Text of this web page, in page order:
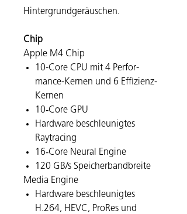
Hinter­grund­geräuschen.
Chip
Apple M4 Chip
10-Core CPU mit 4 Per­for­
mance-Kernen und 6 Effizienz-
Kernen
10‑Core GPU
Hard­ware be­schleunigtes
Raytracing
16‑Core Neural Engine
120 GB/s Speicher­bandbreite
Media Engine
Hard­ware be­schleunigtes
H.264, HEVC, ProRes und